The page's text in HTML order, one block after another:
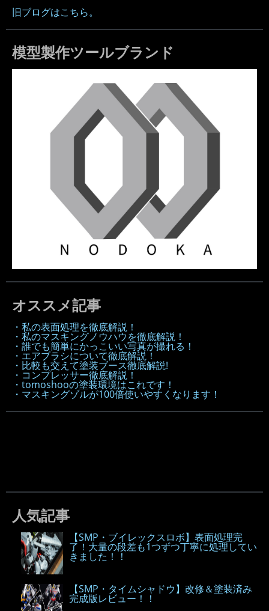
旧ブログはこちら。
模型製作ツールブランド
オススメ記事
・私の表面処理を徹底解説！
・私のマスキングノウハウを徹底解説！
・誰でも簡単にかっこいい写真が撮れる！
・エアブラシについて徹底解説！
・比較も交えて塗装ブース徹底解説!
・コンプレッサー徹底解説！
・tomoshooの塗装環境はこれです！
・マスキングゾルが100倍使いやすくなります！
人気記事
【SMP・ブイレックスロボ】表面処理完
了！大量の段差も1つずつ丁寧に処理してい
きました！！
【SMP・タイムシャドウ】改修＆塗装済み
完成版レビュー！！